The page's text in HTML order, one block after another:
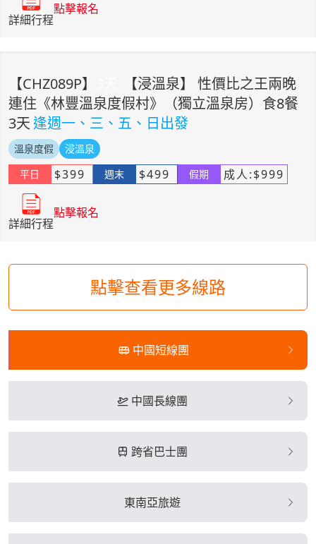
中國短線團
中國長線團
跨省巴士團
東南亞旅遊
詳細行程
點擊報名
【CHZ089P】
【浸溫泉】 性價比之王兩晚
連住《林豐溫泉度假村》（獨立溫泉房）食8餐
3天逢週一、三、五、日出發
溫泉度假
浸溫泉
平日
$399 週末 $499 假期 成人:$999
詳細行程
點擊報名
點擊查看更多線路